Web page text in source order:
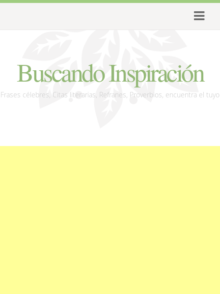
Buscando Inspiración
Frases célebres, Citas literarias, Refranes, Proverbios, encuentra el tuyo